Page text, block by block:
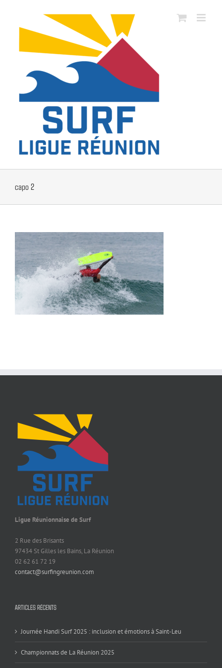
contenu
capo 2
Ligue Réunionnaise de Surf
2 Rue des Brisants
97434 St Gilles les Bains, La Réunion
02 62 61 72 19
contact@surfingreunion.com
ARTICLES RÉCENTS
Journée Handi Surf 2025 : inclusion et émotions à Saint-Leu
Championnats de La Réunion 2025